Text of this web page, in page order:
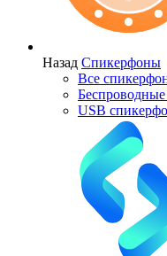
Назад Спикерфоны
Все
USB